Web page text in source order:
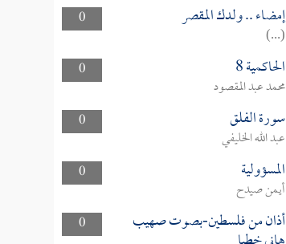
0
إمضاء .. ولدك المقصر
(...)
0
الحاكمية 8
محمد عبد المقصود
0
سورة الفلق
عبد الله الخليفي
0
المسؤولية
أيمن صيدح
0
أذان من فلسطين-بصوت صهيب